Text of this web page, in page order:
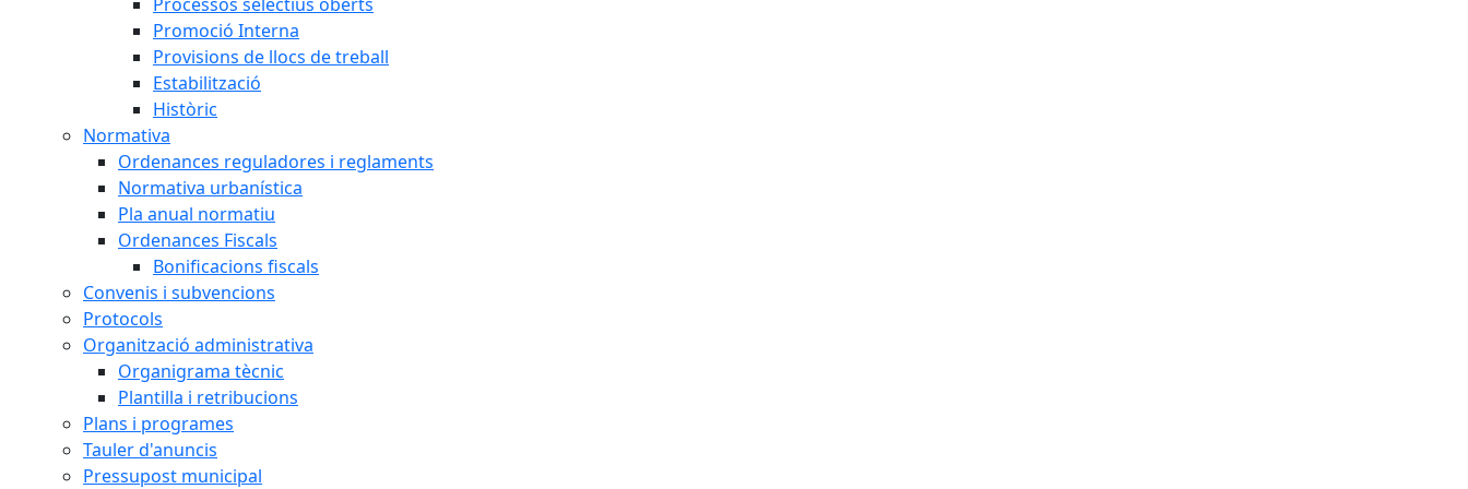
Promoció Interna
Provisions de llocs de treball
Estabilització
Històric
Normativa
Ordenances reguladores i reglaments
Normativa urbanística
Pla anual normatiu
Ordenances Fiscals
Bonificacions fiscals
Convenis i subvencions
Protocols
Organització administrativa
Organigrama tècnic
Plantilla i retribucions
Plans i programes
Tauler d'anuncis
Pressupost municipal